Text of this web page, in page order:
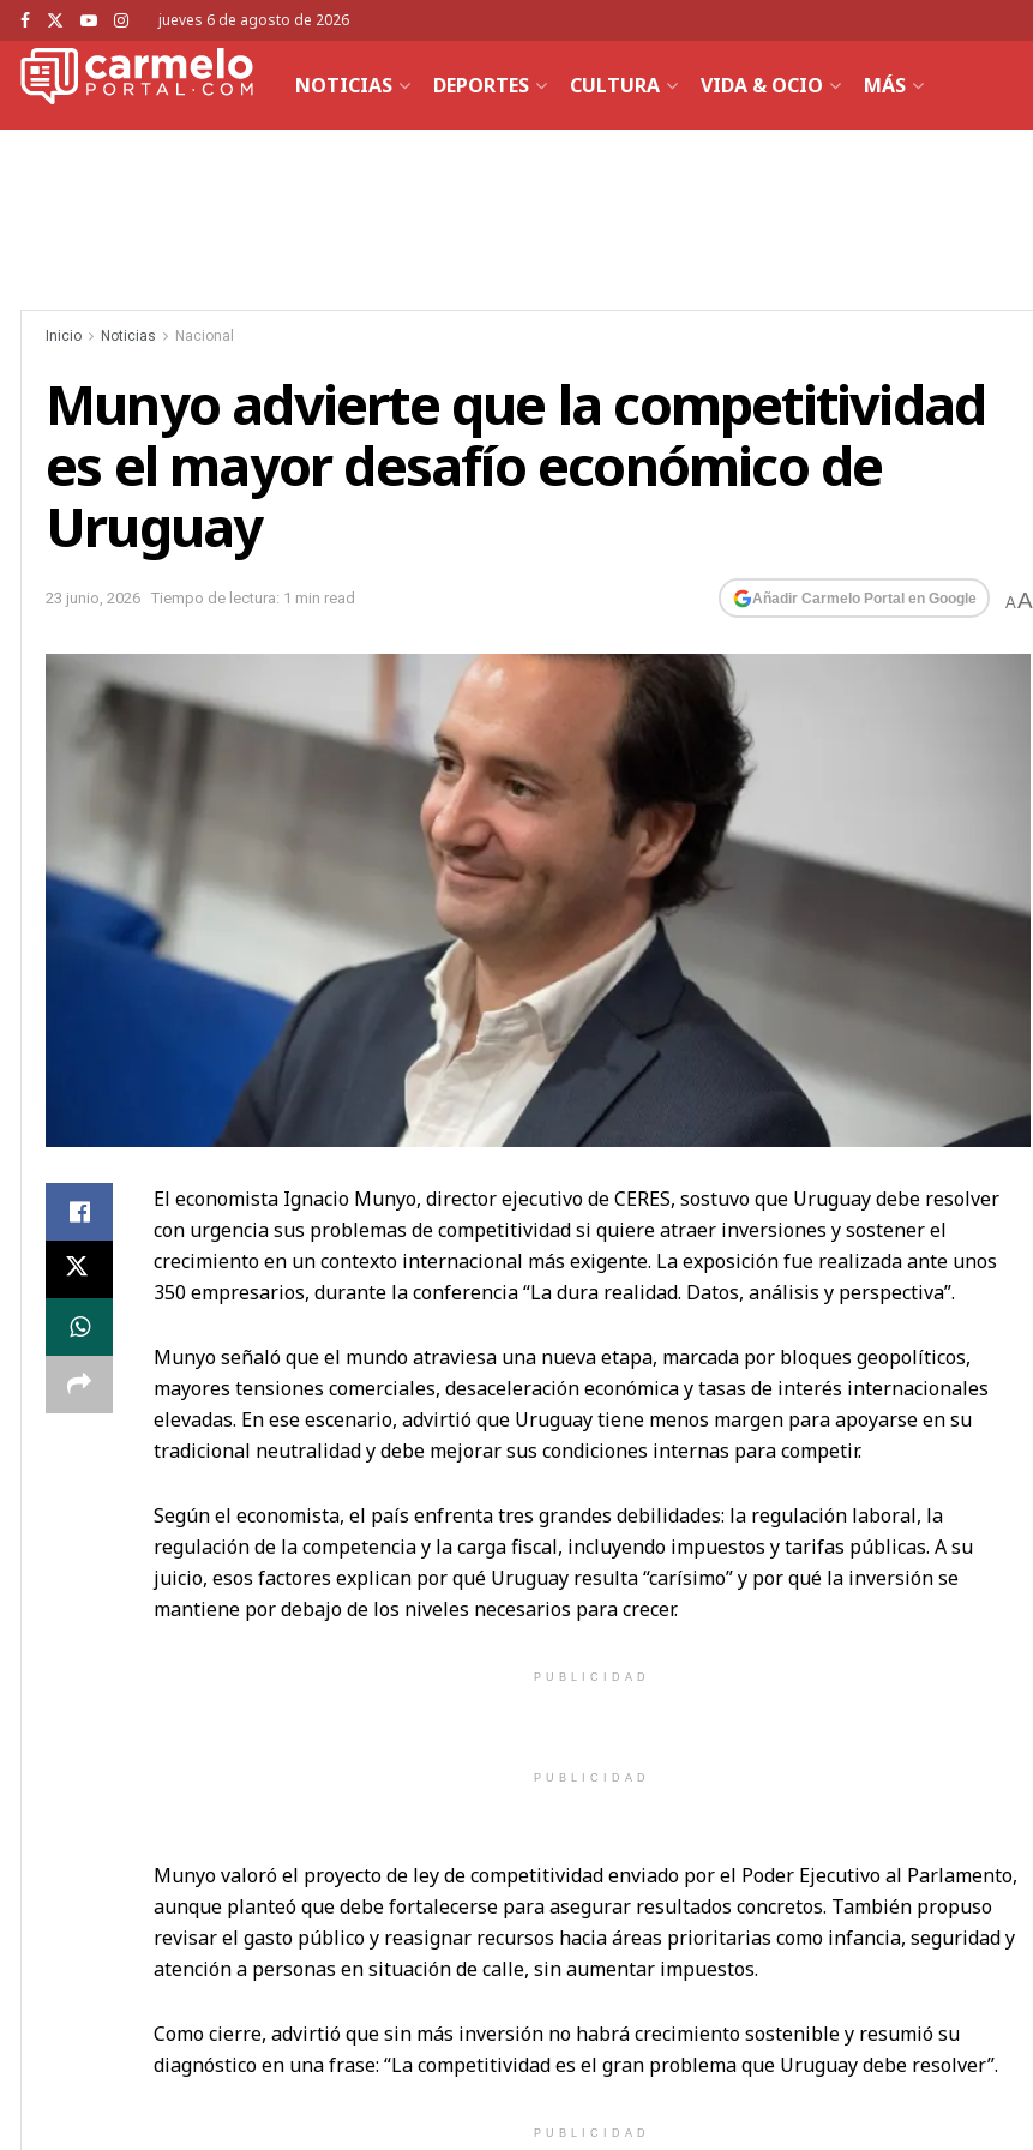
jueves 6 de agosto de 2026
NOTICIAS DEPORTES CULTURA VIDA & OCIO MÁS
Inicio Noticias Nacional
Munyo advierte que la competitividad
es el mayor desafío económico de
Uruguay
23 junio, 2026 Tiempo de lectura: 1 min read Añadir Carmelo Portal en Google AA
El economista Ignacio Munyo, director ejecutivo de CERES, sostuvo que Uruguay debe resolver
con urgencia sus problemas de competitividad si quiere atraer inversiones y sostener el
crecimiento en un contexto internacional más exigente. La exposición fue realizada ante unos
350 empresarios, durante la conferencia “La dura realidad. Datos, análisis y perspectiva”.
Munyo señaló que el mundo atraviesa una nueva etapa, marcada por bloques geopolíticos,
mayores tensiones comerciales, desaceleración económica y tasas de interés internacionales
elevadas. En ese escenario, advirtió que Uruguay tiene menos margen para apoyarse en su
tradicional neutralidad y debe mejorar sus condiciones internas para competir.
Según el economista, el país enfrenta tres grandes debilidades: la regulación laboral, la
regulación de la competencia y la carga fiscal, incluyendo impuestos y tarifas públicas. A su
juicio, esos factores explican por qué Uruguay resulta “carísimo” y por qué la inversión se
mantiene por debajo de los niveles necesarios para crecer.
PUBLICIDAD
PUBLICIDAD
Munyo valoró el proyecto de ley de competitividad enviado por el Poder Ejecutivo al Parlamento,
aunque planteó que debe fortalecerse para asegurar resultados concretos. También propuso
revisar el gasto público y reasignar recursos hacia áreas prioritarias como infancia, seguridad y
atención a personas en situación de calle, sin aumentar impuestos.
Como cierre, advirtió que sin más inversión no habrá crecimiento sostenible y resumió su
diagnóstico en una frase: “La competitividad es el gran problema que Uruguay debe resolver”.
PUBLICIDAD